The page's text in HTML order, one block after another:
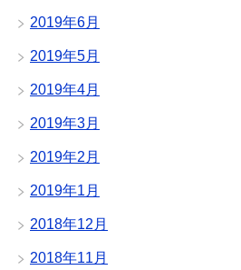
2019年6月
2019年5月
2019年4月
2019年3月
2019年2月
2019年1月
2018年12月
2018年11月